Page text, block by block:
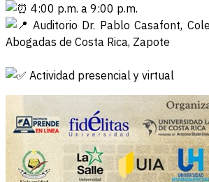
4:00 p.m. a 9:00 p.m.
Auditorio Dr. Pablo Casafont,
Abogadas de Costa Rica, Zapote
Actividad presencial y virtual